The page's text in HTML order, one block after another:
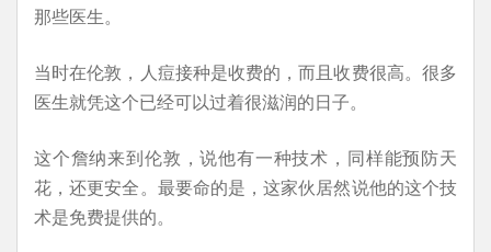
那些医生。
当时在伦敦，人痘接种是收费的，而且收费很高。很多
医生就凭这个已经可以过着很滋润的日子。
这个詹纳来到伦敦，说他有一种技术，同样能预防天
花，还更安全。最要命的是，这家伙居然说他的这个技
术是免费提供的。